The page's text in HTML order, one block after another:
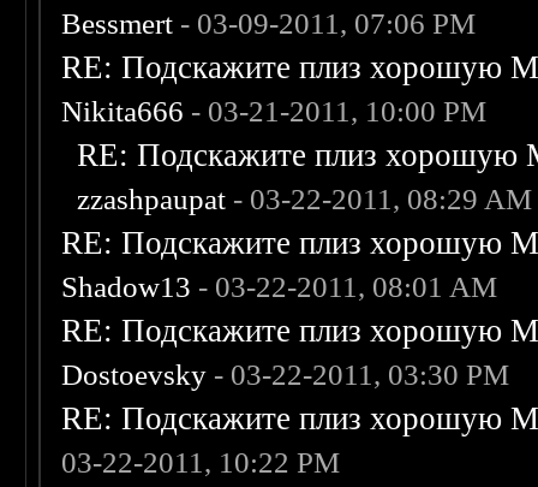
Bessmert - 03-09-2011, 07:06 PM
RE: Подскажите плиз хорошую
Nikita666 - 03-21-2011, 10:00 PM
RE: Подскажите плиз хорошую
zzashpaupat - 03-22-2011, 08:29 AM
RE: Подскажите плиз хорошую
Shadow13 - 03-22-2011, 08:01 AM
RE: Подскажите плиз хорошую
Dostoevsky - 03-22-2011, 03:30 PM
RE: Подскажите плиз хорошую
03-22-2011, 10:22 PM